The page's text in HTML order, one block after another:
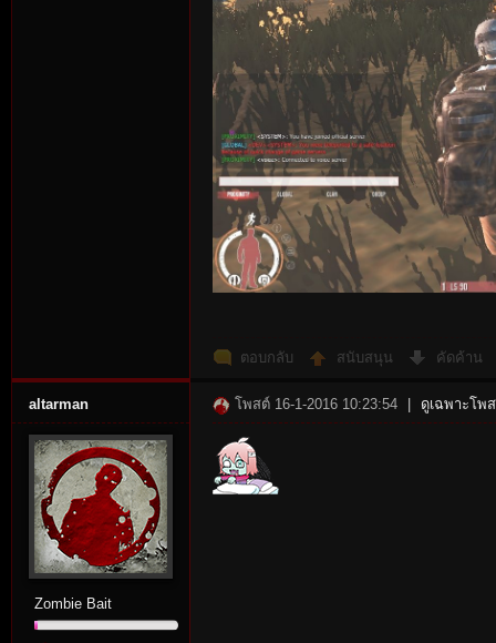
ตอบกลับ สนับสนุน คัดค้าน
altarman
Zombie Bait
โพสต์ 16-1-2016 10:23:54 ดูเฉพาะโพ